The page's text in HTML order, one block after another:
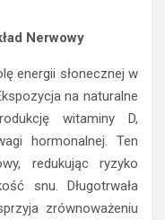
Nerwowy
energii słonecznej w
na naturalne
witaminy D,
hormonalnej. Ten
redukując ryzyko
snu. Długotrwała
zrównoważeniu